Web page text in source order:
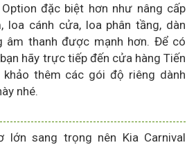
đặc biệt hơn như nâng cấp
loa cánh cửa, loa phân tầng, dàn
âm thanh được mạnh hơn. Để có
hãy trực tiếp đến cửa hàng Tiến
thêm các gói độ riêng dành
nhé.
lớn sang trọng nên Kia Carnival